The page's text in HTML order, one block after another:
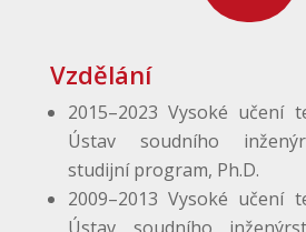
Vzdělání
2015–2023 Vysoké učení
Ústav soudního
studijní program, Ph.D.
2009–2013 Vysoké učení
Ústav soudního